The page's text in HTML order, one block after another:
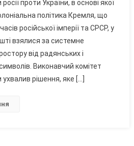
проти України, в основі якої
політика Кремля, що
російської імперії та СРСР, у
взялися за системне
від радянських і
Виконавчий комітет
ухвалив рішення, яке […]